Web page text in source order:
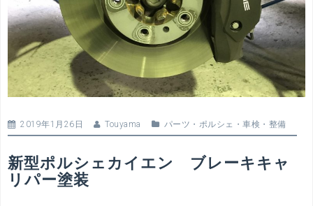
2019年1月26日 Touyama パーツ ・ ポルシェ ・ 車検・整備
新型ポルシェカイエン ブレーキキャ
リパー塗装